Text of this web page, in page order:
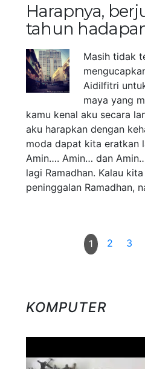
Harapnya,
tahun
Masih tidak
Aidilfitri
maya yang
kamu kenal aku secara
aku harapkan dengan
moda dapat kita eratkan
Amin…. Amin… dan
lagi Ramadhan. Kalau
peninggalan Ramadhan,
1 2 3
KOMPUTER